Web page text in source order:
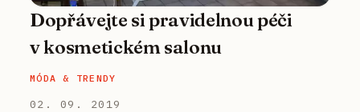
Dopřávejte si pravidelnou péči
v kosmetickém salonu
MÓDA & TRENDY
02. 09. 2019